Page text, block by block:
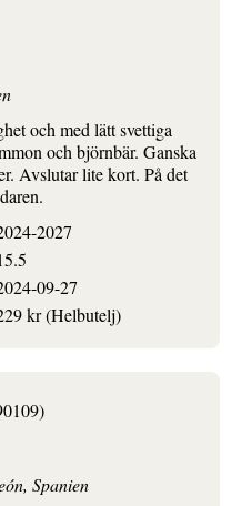
och med lätt svettiga
och björnbär. Ganska
Avslutar lite kort. På det
2027
09-27
kr (Helbutelj)
Spanien